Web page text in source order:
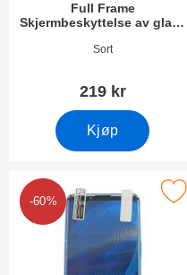
Full Frame
Skjermbeskyttelse av glass
Varenummer 41239
Sort
219 kr
Kjøp
-60%
Skjermbeskyttelse